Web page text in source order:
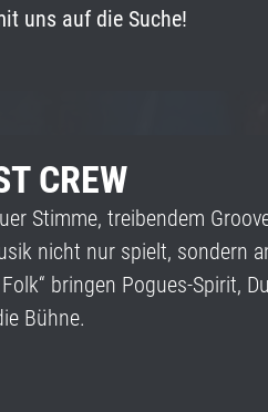
uns auf die Suche!
CREW
Stimme, treibendem
nicht nur spielt, sondern
bringen Pogues-Spirit,
Bühne.